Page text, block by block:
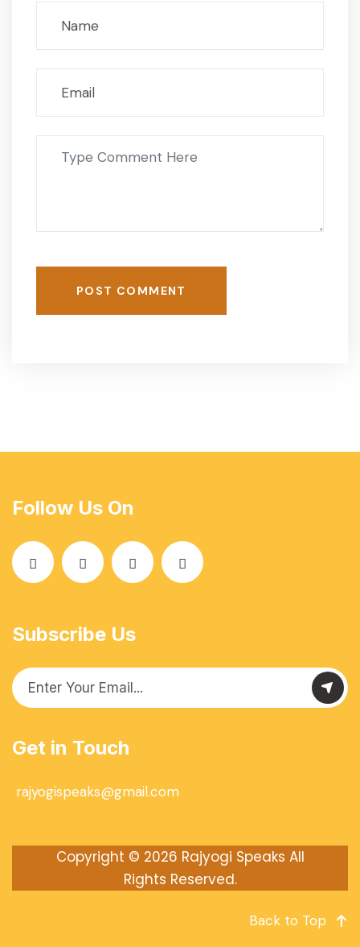
POST COMMENT
Follow Us On
Subscribe Us
Get in Touch
rajyogispeaks@gmail.com
Copyright © 2026 Rajyogi Speaks All
Rights Reserved.
Back to Top